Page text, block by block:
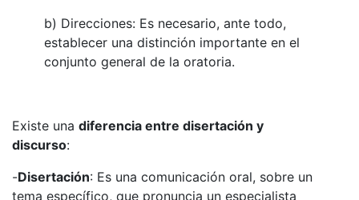
b) Direcciones: Es necesario, ante todo,
establecer una distinción importante en el
conjunto general de la oratoria.
Existe una diferencia entre disertación y
discurso:
-Disertación: Es una comunicación oral, sobre un
tema específico, que pronuncia un especialista